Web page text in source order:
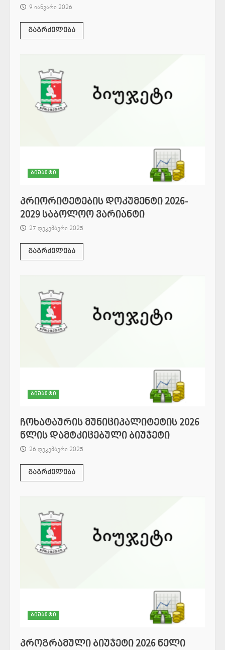
9 იანვარი 2026
გაგრძელება
ბიუჯეტი
პრიორიტეტების დოკუმენტი 2026-
2029 საბოლოო ვარიანტი
27 დეკემბერი 2025
გაგრძელება
ბიუჯეტი
ჩოხატაურის მუნიციპალიტეტის 2026
წლის დამტკიცებული ბიუჯეტი
26 დეკემბერი 2025
გაგრძელება
ბიუჯეტი
პროგრამული ბიუჯეტი 2026 წელი